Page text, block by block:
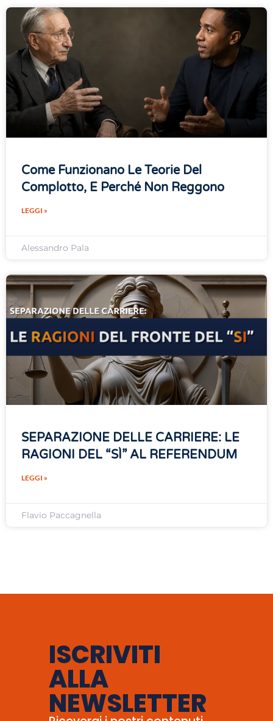
Come Funzionano Le Teorie Del
Complotto, E Perché Non Reggono
LEGGI »
Alessandro Pala
SEPARAZIONE DELLE CARRIERE: LE
RAGIONI DEL “SÌ” AL REFERENDUM
LEGGI »
Flavio Paccagnella
ISCRIVITI
ALLA
NEWSLETTER